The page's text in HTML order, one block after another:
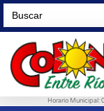
Search
for:
Horario Municipal: